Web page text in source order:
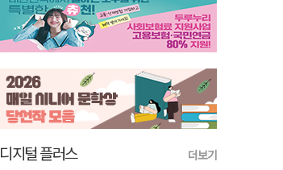
디지털 플러스 더보기